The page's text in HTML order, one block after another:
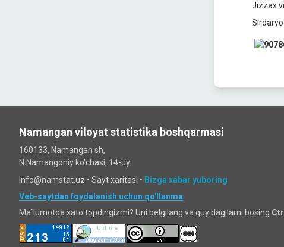
Jizzax
Namangan viloyat statistika boshqarmasi
160133, Namangan sh,
N.Namangoniy ko'chasi, 14-uy.
info@namstat.uz • Sayt xaritasi • Bizga xabar yuboring
Veb-saytdan foydalanish uchun qo'llanma
Ma`lumotda xato topdingizmi? Uni belgilang va quyidagilarni bosing